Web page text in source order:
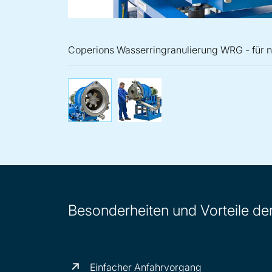
Coperions Wasserringranulierung WRG - für
Besonderheiten und Vorteile
Einfacher Anfahrvorgang